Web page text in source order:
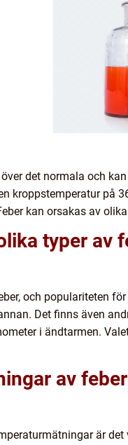
det normala och
kroppstemperatur på
kan orsakas av
typer av
och populariteten
Det finns även
i ändtarmen.
av feber
är